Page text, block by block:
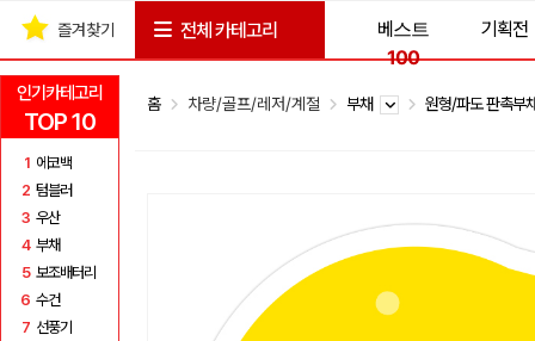
인기카테고리
TOP 10
1 에코백
2 텀블러
3 우산
4 부채
5 보조배터리
6 수건
7 선풍기
즐겨찾기 전체 카테고리
베스트
100
기획전
홈 차량/골프/레저/계절 부채 원형/파도 판촉부